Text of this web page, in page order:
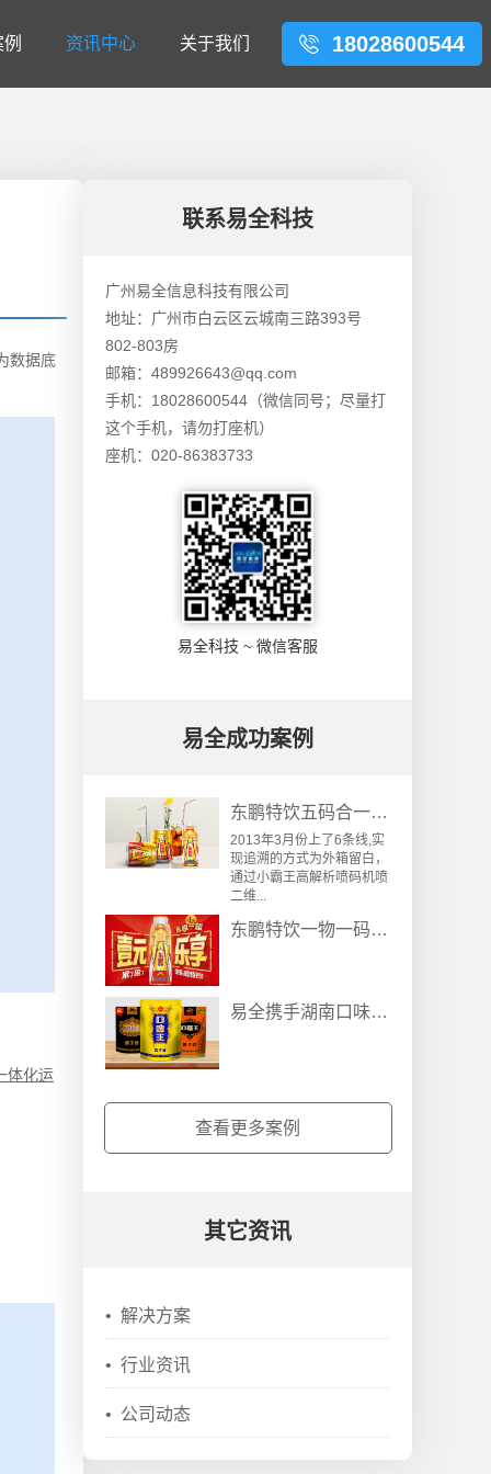
资讯中心 关于我们 18028600544
数据底
体化运
联系易全科技
广州易全信息科技有限公司
地址：广州市白云区云城南三路393号
802-803房
邮箱：489926643@qq.com
手机：18028600544（微信同号；尽量打
这个手机，请勿打座机）
座机：020-86383733
易全科技 ~ 微信客服
易全成功案例
东鹏特饮五码合一关联防伪防窜货追溯系统成功案例
2013年3月份上了6条线,实
现追溯的方式为外箱留白，
通过小霸王高解析喷码机喷
二维...
东鹏特饮一物一码营销“一元乐享”案例分析
易全携手湖南口味王/和成天下，共构槟榔一袋一码防伪防窜货营销系统
查看更多案例
其它资讯
• 解决方案
• 行业资讯
• 公司动态